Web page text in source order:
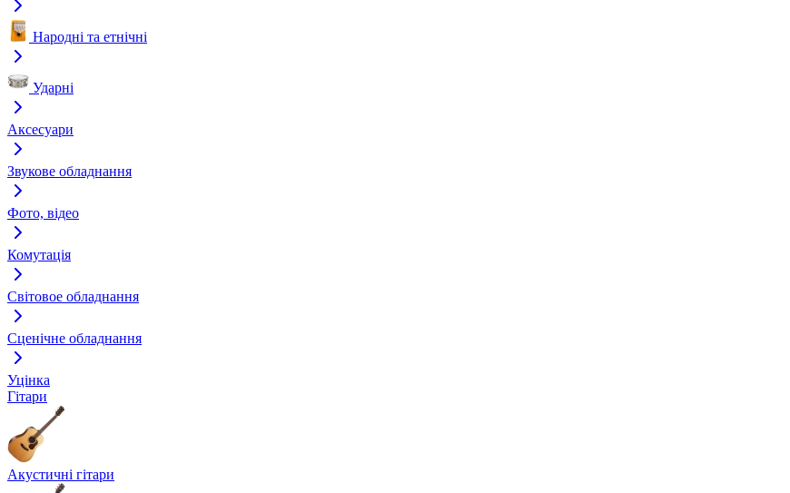
Народні та етнічні
Ударні
Аксесуари
Звукове обладнання
Фото, відео
Комутація
Світовое обладнання
Сценічне обладнання
Уцінка
Гітари
Акустичні гітари